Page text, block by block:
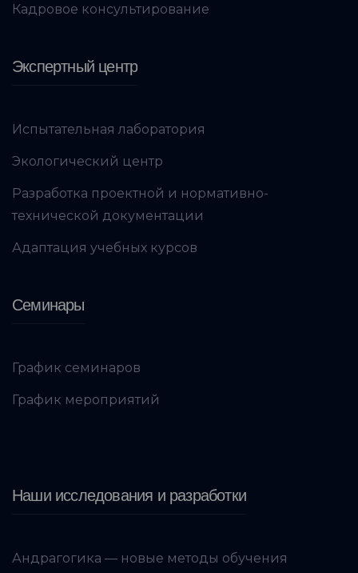
Кадровое консультирование
Экспертный центр
Испытательная лаборатория
Экологический центр
Разработка проектной и нормативно-
технической документации
Адаптация учебных курсов
Семинары
График семинаров
График мероприятий
Наши исследования и разработки
Андрагогика — новые методы обучения